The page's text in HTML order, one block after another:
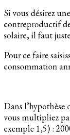
Si vous désirez
contreproductif
solaire, il faut
Pour ce faire
consommation
Dans l’hypothèse
vous multipliez
exemple 1,5) :